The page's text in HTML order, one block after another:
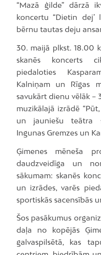
“Mazā ģilde” dārzā
koncertu “Dietin dej’
bērnu tautas deju
30. maijā plkst. 18.00
skanēs koncerts
piedaloties
Kalniņam un Rīgas
savukārt dienu vēlāk –
muzikālajā izrādē
un jauniešu teātra
Ingunas Gremzes un
Ģimenes mēneša
daudzveidīga un
sākumam: skanēs
un izrādes, varēs
sportiskās sacensībās
Šos pasākumus
daļa no kopējās
galvaspilsētā, kas